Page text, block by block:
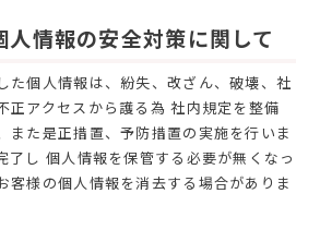
人情報の安全対策に関して
た個人情報は、紛失、改ざん、破壊、社
正アクセスから護る為 社内規定を整備
また是正措置、予防措置の実施を行いま
了し 個人情報を保管する必要が無くなっ
客様の個人情報を消去する場合がありま